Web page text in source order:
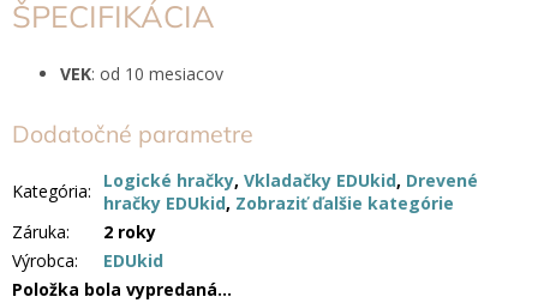
ŠPECIFIKÁCIA
VEK: od 10 mesiacov
Dodatočné parametre
Kategória: Logické hračky, Vkladačky EDUkid, Drevené
hračky EDUkid, Zobraziť ďalšie kategórie
Záruka:
2 roky
Výrobca:
EDUkid
Položka bola vypredaná…